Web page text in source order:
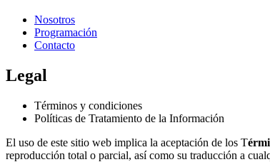
Nosotros
Programación
Contacto
Legal
Términos y condiciones
Políticas de Tratamiento de la Información
El uso de este sitio web implica la aceptación de los T
reproducción total o parcial, así como su traducción a